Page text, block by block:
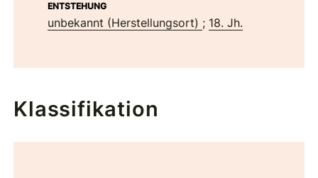
ENTSTEHUNG
unbekannt (Herstellungsort) ; 18. Jh.
Klassifikation